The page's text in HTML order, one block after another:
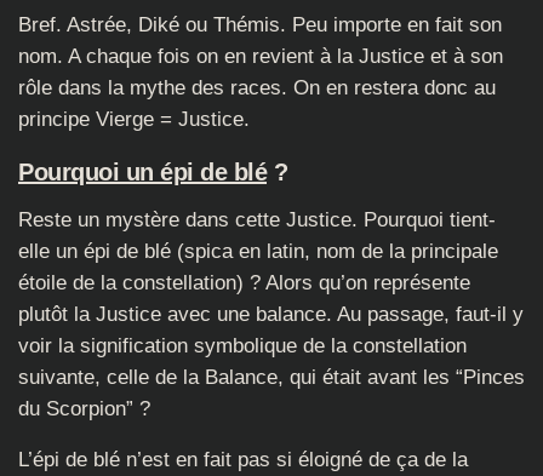
Bref. Astrée, Diké ou Thémis. Peu importe en fait son
nom. A chaque fois on en revient à la Justice et à son
rôle dans la mythe des races. On en restera donc au
principe Vierge = Justice.
Pourquoi un épi de blé?
Reste un mystère dans cette Justice. Pourquoi tient-
elle un épi de blé (spica en latin, nom de la principale
étoile de la constellation) ? Alors qu’on représente
plutôt la Justice avec une balance. Au passage, faut-il y
voir la signification symbolique de la constellation
suivante, celle de la Balance, qui était avant les “Pinces
du Scorpion” ?
L’épi de blé n’est en fait pas si éloigné de ça de la